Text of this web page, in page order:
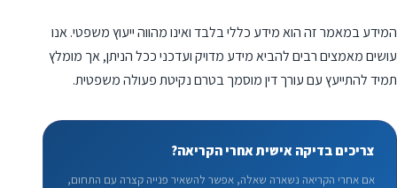
המידע במאמר זה הוא מידע כללי בלבד ואינו מהווה ייעוץ משפטי. אנו
עושים מאמצים רבים להביא מידע מדויק ועדכני ככל הניתן, אך מומלץ
תמיד להתייעץ עם עורך דין מוסמך בטרם נקיטת פעולה משפטית.
צריכים בדיקה אישית אחרי הקריאה?
אם אחרי הקריאה נשארה שאלה, אפשר להשאיר פנייה קצרה עם התחום,